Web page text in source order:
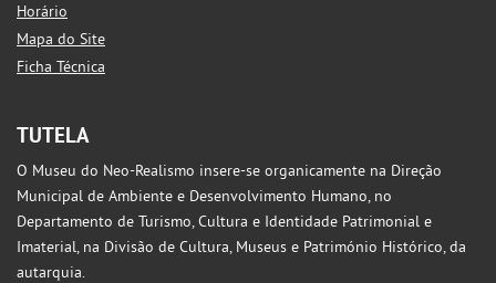
Horário
Mapa do Site
Ficha Técnica
TUTELA
O Museu do Neo-Realismo insere-se organicamente na Direção
Municipal de Ambiente e Desenvolvimento Humano, no
Departamento de Turismo, Cultura e Identidade Patrimonial e
Imaterial, na Divisão de Cultura, Museus e Património Histórico, da
autarquia.